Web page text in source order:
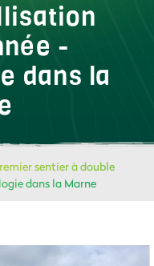
-
dans la
sentier à double
dans la Marne